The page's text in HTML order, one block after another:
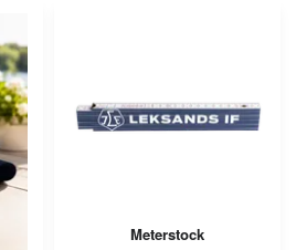
Meterstock